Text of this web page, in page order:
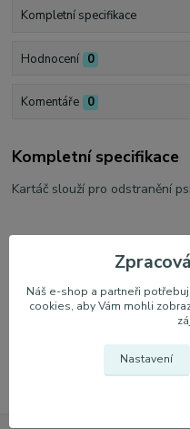
Kompletní specifikace
Hodnocení 0
Komentáře 0
Kompletní specifikace
Kartáč slouží pro odstranění
Zboží zařazeno v
Příslušenství
Detailingové štětce a
Náš e-shop a partneři
cookies, aby Vám mohli
Nastavení